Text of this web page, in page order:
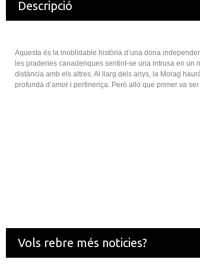
Descripció
Aquesta és la inoblidable història d’una dona
les praderies canadenques sentint-se una intrusa en
distància amb els altres. Al llarg dels anys, la Morag
profunda d’amor i pertinença. Però allò que primer va
Vols rebre més noticies?